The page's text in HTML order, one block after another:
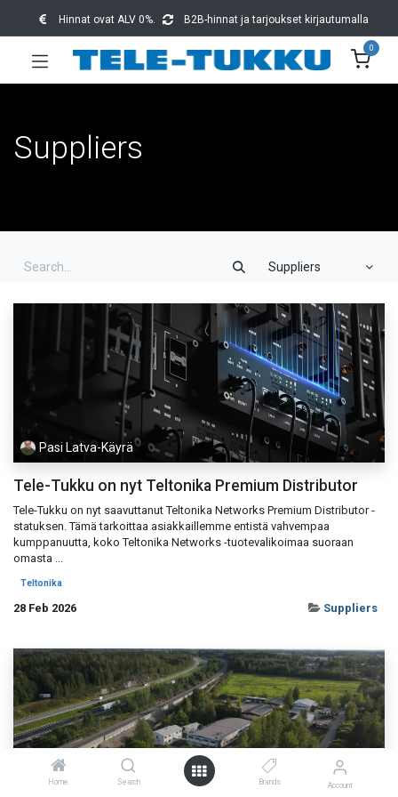
Home Search Brands Account
Hinnat ovat ALV 0%. B2B-hinnat ja tarjoukset kirjautumalla
0
Suppliers
Suppliers
Pasi Latva-Käyrä
Tele-Tukku on nyt Teltonika Premium Distributor
Tele-Tukku on nyt saavuttanut Teltonika Networks Premium Distributor -
statuksen. Tämä tarkoittaa asiakkaillemme entistä vahvempaa
kumppanuutta, koko Teltonika Networks -tuotevalikoimaa suoraan
omasta ...
Teltonika
28 Feb 2026 Suppliers